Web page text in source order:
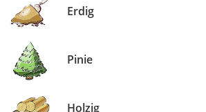
Erdig
Pinie
Holzig